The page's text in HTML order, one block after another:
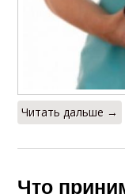
Читать дальше →
Что